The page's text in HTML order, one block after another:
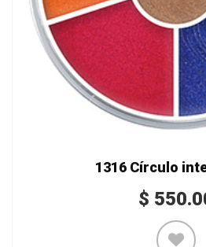
1316 Círculo
$